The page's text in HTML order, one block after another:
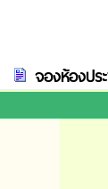
จองห้องปร